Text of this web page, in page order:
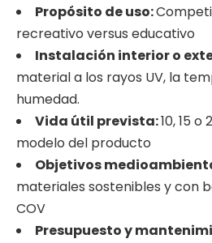
Propósito de uso:
recreativo versus educativo
Instalación interior o
material a los rayos UV, la
humedad.
Vida útil prevista:10, 15
modelo del producto
Objetivos
materiales sostenibles y con
COV
Presupuesto y